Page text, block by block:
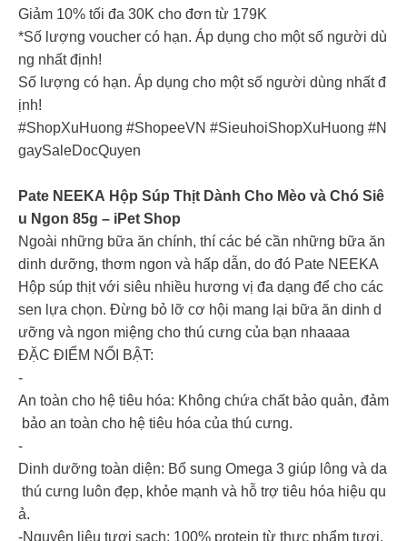
Giảm 10% tối đa 30K cho đơn từ 179K
*Số lượng voucher có hạn. Áp dụng cho một số người dù
ng nhất định!
Số lượng có hạn. Áp dụng cho một số người dùng nhất đ
ịnh!
#ShopXuHuong #ShopeeVN #SieuhoiShopXuHuong #N
gaySaleDocQuyen
Pate NEEKA Hộp Súp Thịt Dành Cho Mèo và Chó Siê
u Ngon 85g – iPet Shop
Ngoài những bữa ăn chính, thí các bé cần những bữa ăn
dinh dưỡng, thơm ngon và hấp dẫn, do đó Pate NEEKA
Hộp súp thịt với siêu nhiều hương vị đa dạng để cho các
sen lựa chọn. Đừng bỏ lỡ cơ hội mang lại bữa ăn dinh d
ưỡng và ngon miệng cho thú cưng của bạn nhaaaa
ĐẶC ĐIỂM NỔI BẬT:
-
An toàn cho hệ tiêu hóa: Không chứa chất bảo quản, đảm
bảo an toàn cho hệ tiêu hóa của thú cưng.
-
Dinh dưỡng toàn diện: Bổ sung Omega 3 giúp lông và da
thú cưng luôn đẹp, khỏe mạnh và hỗ trợ tiêu hóa hiệu qu
ả.
-Nguyên liệu tươi sạch: 100% protein từ thực phẩm tươi.